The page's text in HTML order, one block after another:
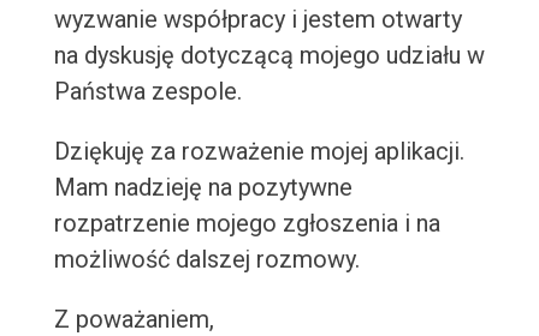
wyzwanie współpracy i jestem otwarty
na dyskusję dotyczącą mojego udziału w
Państwa zespole.
Dziękuję za rozważenie mojej aplikacji.
Mam nadzieję na pozytywne
rozpatrzenie mojego zgłoszenia i na
możliwość dalszej rozmowy.
Z poważaniem,